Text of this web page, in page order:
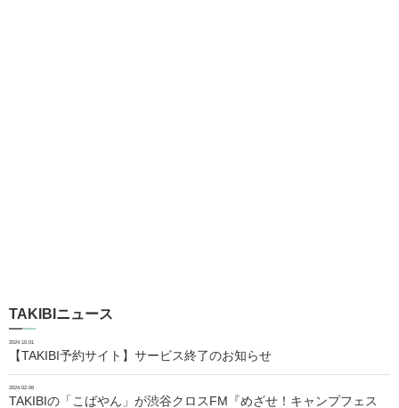
TAKIBIニュース
2024.10.01
【TAKIBI予約サイト】サービス終了のお知らせ
2024.02.06
TAKIBIの「こばやん」が渋谷クロスFM『めざせ！キャンプフェス